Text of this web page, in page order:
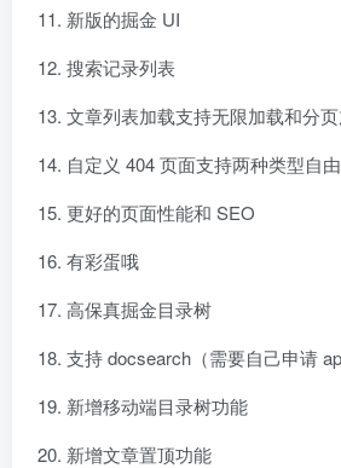
新版的掘金 UI
搜索记录列表
文章列表加载支持无限加载和分
自定义 404 页面支持两种类型自
更好的页面性能和 SEO
有彩蛋哦
高保真掘金目录树
支持 docsearch（需要自己申请
新增移动端目录树功能
新增文章置顶功能